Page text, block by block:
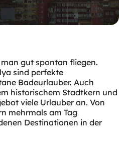
gut spontan fliegen.
sind perfekte
Badeurlauber. Auch
historischem Stadtkern und
viele Urlauber an. Von
mehrmals am Tag
Destinationen in der